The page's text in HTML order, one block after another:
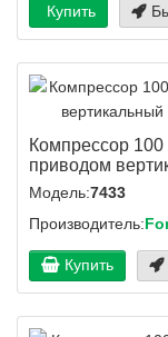
Купить
Компрессор
приводом
Модель:7433
Производитель:
Купить